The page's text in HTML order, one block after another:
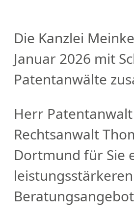
TECHNIK RECHTSGEBIETE
Die Kanzlei
Januar 2026 mit
Patentanwälte
Herr
Rechtsanwalt
Dortmund für Sie